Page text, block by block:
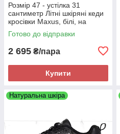
Розмір 47 - устілка 31
сантиметр Літні шкіряні кеди
кросівки Maxus, білі, на
підошві з піни, легкі та зручні
Готово до відправки
2 695 ₴/пара
Купити
Натуральна шкіра